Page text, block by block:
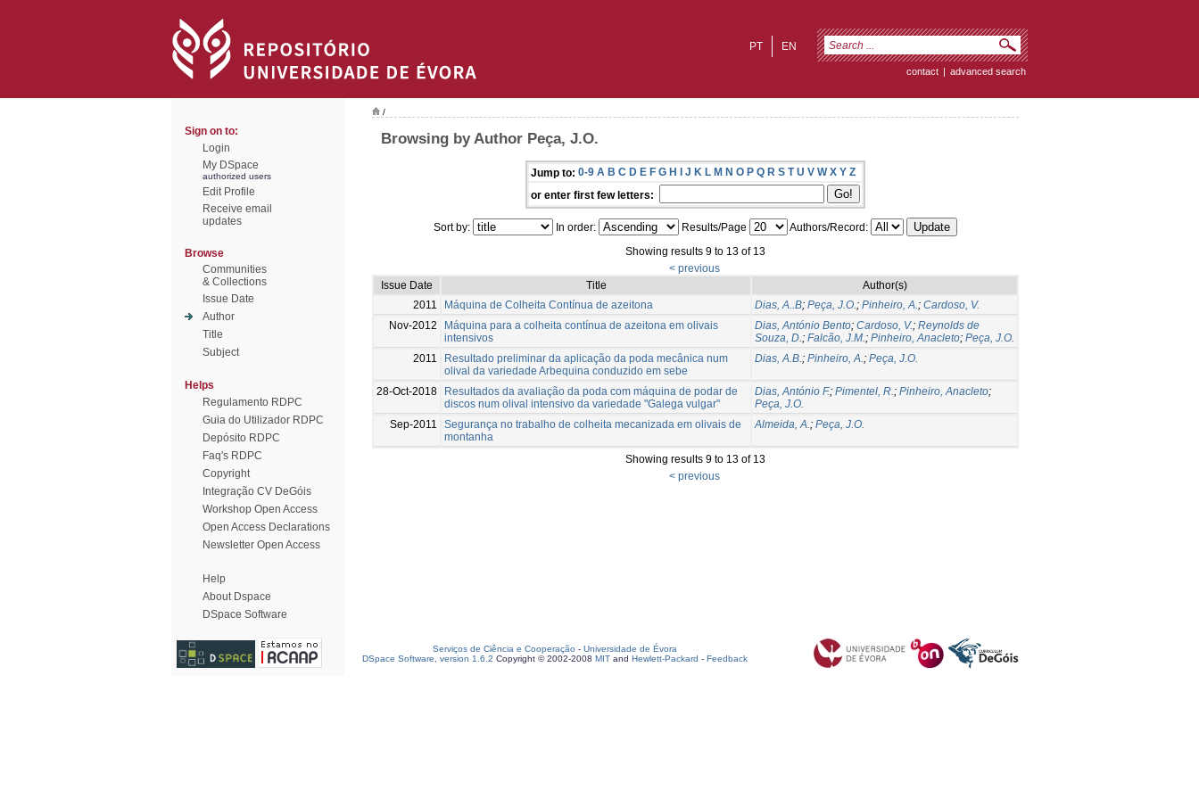
EN
PT
contact | advanced search
Sign on to:
Login
My DSpace
authorized users
Edit Profile
Receive email
updates
Browse
Communities
& Collections
Issue Date
Author
Title
Subject
Helps
Regulamento RDPC
Guia do Utilizador RDPC
Depósito RDPC
Faq's RDPC
Copyright
Integração CV DeGóis
Workshop Open Access
Open Access Declarations
Newsletter Open Access
Help
About Dspace
DSpace Software
/
Browsing by Author Peça, J.O.
Jump to: 0-9 A B C D E F G H I J K L M N O P Q R S T U V W X Y Z
or enter first few letters:
Sort by: In order: Results/Page
Authors/Record:
Showing results 9 to 13 of 13
< previous
Issue Date
Title
Author(s)
2011
Máquina de Colheita Contínua de azeitona Dias, A..B; Peça, J.O.; Pinheiro, A.; Cardoso, V.
Nov-2012
Máquina para a colheita contínua de azeitona em olivais
intensivos
Dias, António Bento; Cardoso, V.; Reynolds de
Souza, D.; Falcão, J.M.; Pinheiro, Anacleto; Peça, J.O.
2011
Resultado preliminar da aplicação da poda mecânica num
olival da variedade Arbequina conduzido em sebe
Dias, A.B.; Pinheiro, A.; Peça, J.O.
28-Oct-2018
Resultados da avaliação da poda com máquina de podar de
discos num olival intensivo da variedade "Galega vulgar"
Dias, António F.; Pimentel, R.; Pinheiro, Anacleto;
Peça, J.O.
Sep-2011
Segurança no trabalho de colheita mecanizada em olivais de
montanha
Almeida, A.; Peça, J.O.
Showing results 9 to 13 of 13
< previous
Serviços de Ciência e Cooperação - Universidade de Évora
DSpace Software, version 1.6.2 Copyright © 2002-2008 MIT and Hewlett-Packard - Feedback